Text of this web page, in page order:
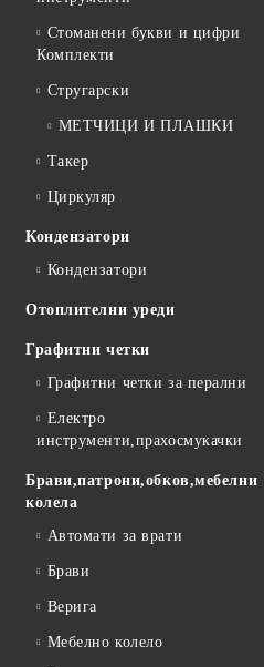
Стоманени букви и цифри
Комплекти
Стругарски
МЕТЧИЦИ И ПЛАШКИ
Такер
Циркуляр
Кондензатори
Кондензатори
Отоплителни уреди
Графитни четки
Графитни четки за перални
Електро
инструменти,прахосмукачки
Брави,патрони,обков,мебелни
колела
Автомати за врати
Брави
Верига
Мебелно колело